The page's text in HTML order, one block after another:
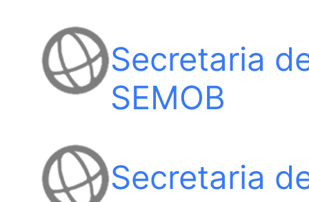
Secretaria
SEMOB
Secretaria